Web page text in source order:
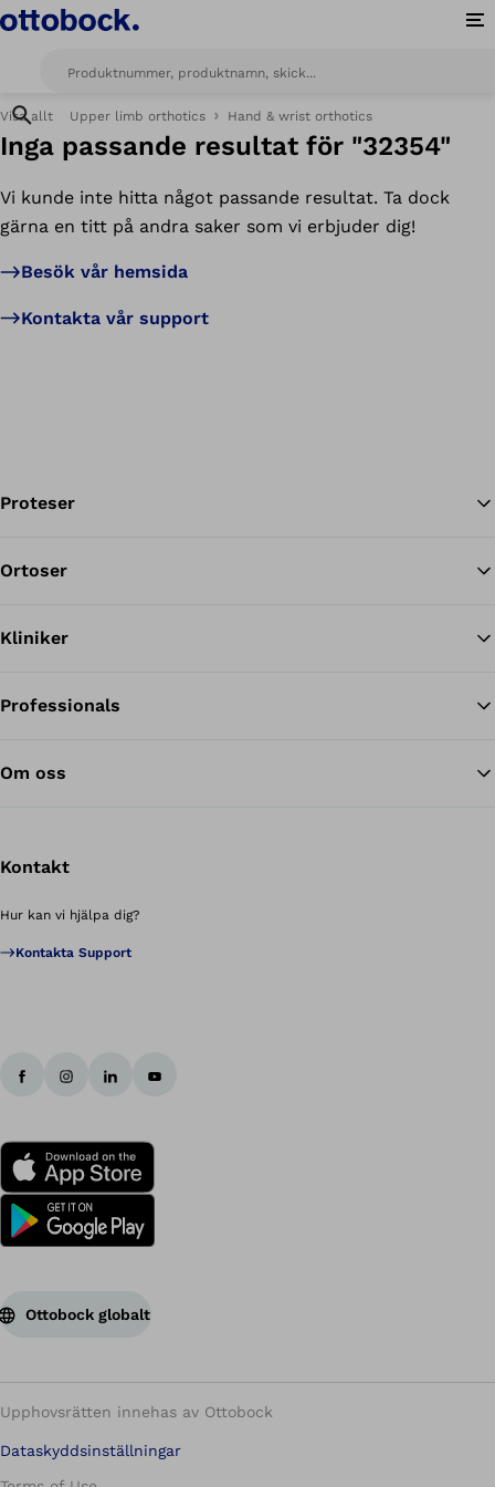
Visa allt Upper limb orthotics Hand & wrist orthotics
Inga passande resultat för "32354"
Vi kunde inte hitta något passande resultat. Ta dock
gärna en titt på andra saker som vi erbjuder dig!
Besök vår hemsida
Kontakta vår support
Proteser
Ortoser
Kliniker
Professionals
Om oss
Kontakt
Hur kan vi hjälpa dig?
Kontakta Support
Ottobock globalt
Upphovsrätten innehas av Ottobock
Dataskyddsinställningar